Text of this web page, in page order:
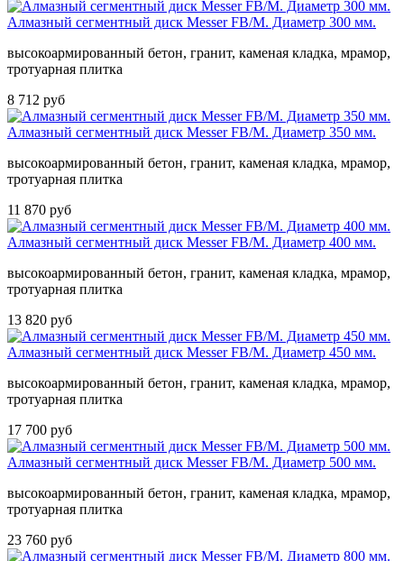
Алмазный сегментный диск Messer FB/M. Диаметр 300 мм.
высокоармированный бетон, гранит, каменая кладка, мрамор,
тротуарная плитка
8 712 руб
Алмазный сегментный диск Messer FB/M. Диаметр 350 мм.
высокоармированный бетон, гранит, каменая кладка, мрамор,
тротуарная плитка
11 870 руб
Алмазный сегментный диск Messer FB/M. Диаметр 400 мм.
высокоармированный бетон, гранит, каменая кладка, мрамор,
тротуарная плитка
13 820 руб
Алмазный сегментный диск Messer FB/M. Диаметр 450 мм.
высокоармированный бетон, гранит, каменая кладка, мрамор,
тротуарная плитка
17 700 руб
Алмазный сегментный диск Messer FB/M. Диаметр 500 мм.
высокоармированный бетон, гранит, каменая кладка, мрамор,
тротуарная плитка
23 760 руб